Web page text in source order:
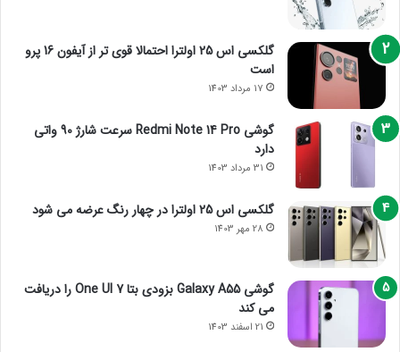
گلکسی اس 25 اولترا احتمالا قوی تر از آیفون 16 پرو
است
17 مرداد 1403
گوشی Redmi Note 14 Pro سرعت شارژ 90 واتی
دارد
31 مرداد 1403
گلکسی اس 25 اولترا در چهار رنگ عرضه می شود
28 مهر 1403
گوشی Galaxy A55 بزودی بتا One UI 7 را دریافت
می کند
21 اسفند 1403